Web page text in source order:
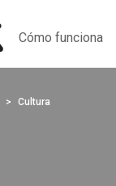
Cómo funciona
Cultura